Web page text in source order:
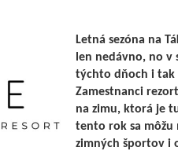
Letná sezóna na
len nedávno, no v
týchto dňoch i tak
Zamestnanci
na zimu, ktorá je
tento rok sa môžu
zimných športov i